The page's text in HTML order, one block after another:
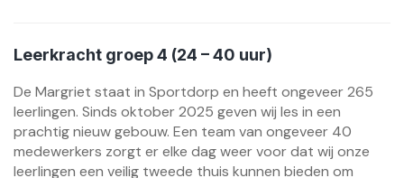
Leerkracht groep 4 (24 – 40 uur)
De Margriet staat in Sportdorp en heeft ongeveer 265
leerlingen. Sinds oktober 2025 geven wij les in een
prachtig nieuw gebouw. Een team van ongeveer 40
medewerkers zorgt er elke dag weer voor dat wij onze
leerlingen een veilig tweede thuis kunnen bieden om